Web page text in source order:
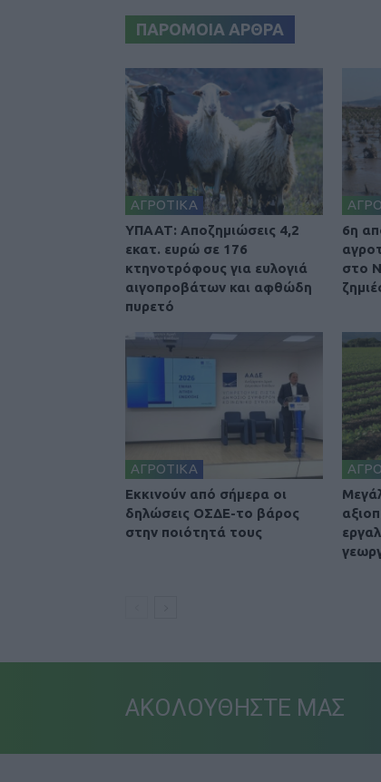
ΠΑΡΟΜΟΙΑ ΑΡΘΡΑ
ΑΓΡΟΤΙΚΑ
ΥΠΑΑΤ: Αποζημιώσεις 4,2
εκατ. ευρώ σε 176
κτηνοτρόφους για ευλογιά
αιγοπροβάτων και αφθώδη
πυρετό
6η
στο
ΑΓΡΟΤΙΚΑ
Εκκινούν από σήμερα οι
δηλώσεις ΟΣΔΕ-το βάρος
στην ποιότητά τους
ΑΚΟΛΟΥΘΗΣΤΕ ΜΑΣ